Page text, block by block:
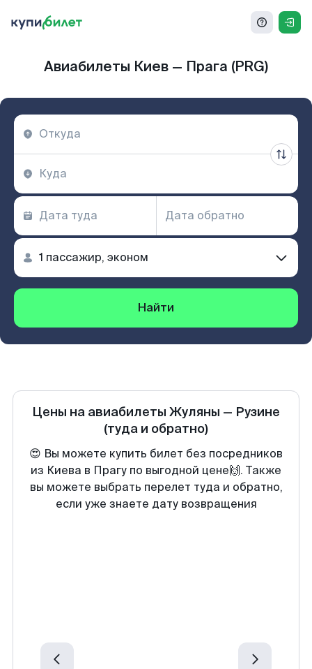
Авиабилеты Киев — Прага (PRG)
Найти
Цены на авиабилеты Жуляны — Рузине
(туда и обратно)
😍 Вы можете купить билет без посредников
из Киева в Прагу по выгодной цене🙌. Также
вы можете выбрать перелет туда и обратно,
если уже знаете дату возвращения